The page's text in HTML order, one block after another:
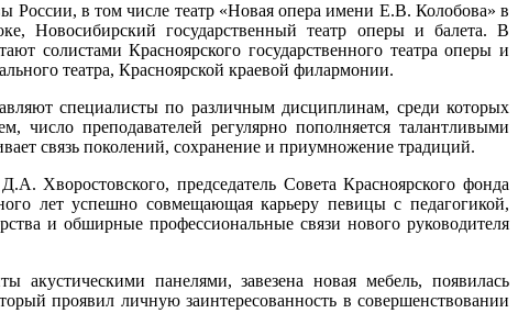
России, в том числе театр «Новая опера имени Е.В. Колобова» в
Новосибирский государственный театр оперы и балета. В
солистами Красноярского государственного театра оперы и
театра, Красноярской краевой филармонии.
специалисты по различным дисциплинам, среди которых
преподавателей регулярно пополняется талантливыми
связь поколений, сохранение и приумножение традиций.
Хворостовского, председатель Совета Красноярского фонда
лет успешно совмещающая карьеру певицы с педагогикой,
и обширные профессиональные связи нового руководителя
панелями, завезена новая мебель, появилась
проявил личную заинтересованность в совершенствовании